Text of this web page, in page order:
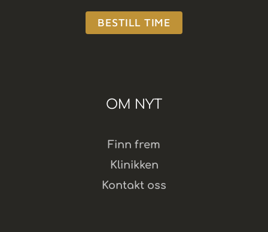
BESTILL TIME
OM NYT
Finn frem
Klinikken
Kontakt oss